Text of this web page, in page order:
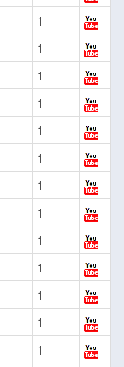
1
1
1
1
1
1
1
1
1
1
1
1
1